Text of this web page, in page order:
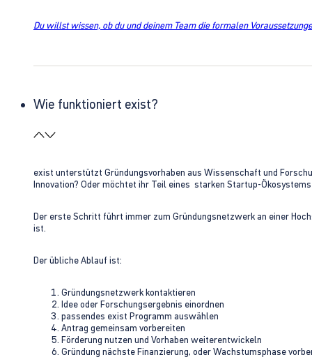
Du willst wissen, ob du und deinem Team die formalen
Wie funktioniert exist?
exist unterstützt Gründungsvorhaben aus Wissenschaft und
Innovation? Oder möchtet ihr Teil eines starken Startup-
Der erste Schritt führt immer zum Gründungsnetzwerk an einer
ist.
Der übliche Ablauf ist:
Gründungsnetzwerk kontaktieren
Idee oder Forschungsergebnis einordnen
passendes exist Programm auswählen
Antrag gemeinsam vorbereiten
Förderung nutzen und Vorhaben weiterentwickeln
Gründung nächste Finanzierung, oder Wachstumsphase